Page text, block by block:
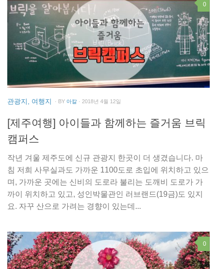
0
관광지, 여행지 · BY 아칼 · 2018년 4월 12일
[제주여행] 아이들과 함께하는 즐거움 브릭
캠퍼스
작년 겨울 제주도에 신규 관광지 한곳이 더 생겼습니다. 마
침 저희 사무실과도 가까운 1100도로 초입에 위치하고 있으
며, 가까운 곳에는 신비의 도로라 불리는 도깨비 도로가 가
까이 위치하고 있고, 성인박물관인 러브랜드(19금)도 있지
요. 자꾸 산으로 가려는 경향이 있는데...
0